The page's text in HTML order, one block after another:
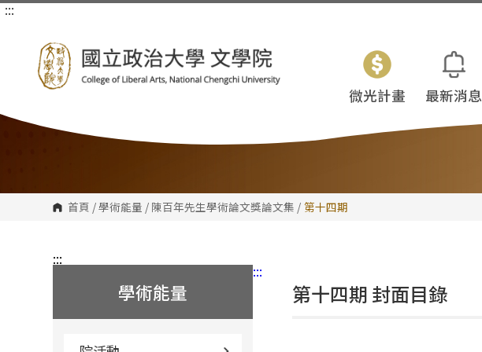
跳
:::
微光計畫 最新消息
首頁 /學術能量 / 陳百年先生學術論文獎論文集 / 第十四期
:::
學術能量
:::
第十四期 封面目錄